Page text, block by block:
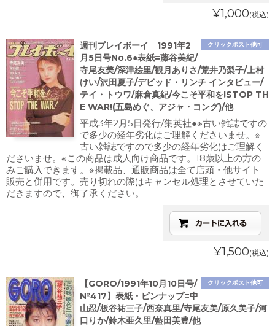
¥1,000(税込)
クリックポスト他可
週刊プレイボーイ 1991年2
月5日号No.6●表紙=藤谷美紀/
寺尾友美/深津絵里/観月ありさ/荒井乃梨子/上村
けい/沢田夏子/デビッド・リンチ インタビュー/
テイ・トウワ/麻倉真紀/今こそ平和を!STOP TH
E WAR!(五島めぐ、アジャ・コング)/他
平成3年2月5日発行/集英社●※古い雑誌ですの
で多少の経年劣化はご理解くださいませ。※
古い雑誌ですので多少の経年劣化はご理解く
ださいませ。※この商品は成人向け商品です。18歳以上の方の
みご購入できます。※掲載品、通販商品は全て店頭・他サイト
販売と併用です。売り切れの際はキャンセル処理とさせていた
だきますので、御了承ください。
¥1,500(税込)
クリックポスト他可
【GORO/1991年10月10日号/
№417】表紙・ピンナップ=中
山忍/板谷祐三子/西奈真里/寺尾友美/原久美子/河
口りか/鈴木亜久里/藍田美豊/他